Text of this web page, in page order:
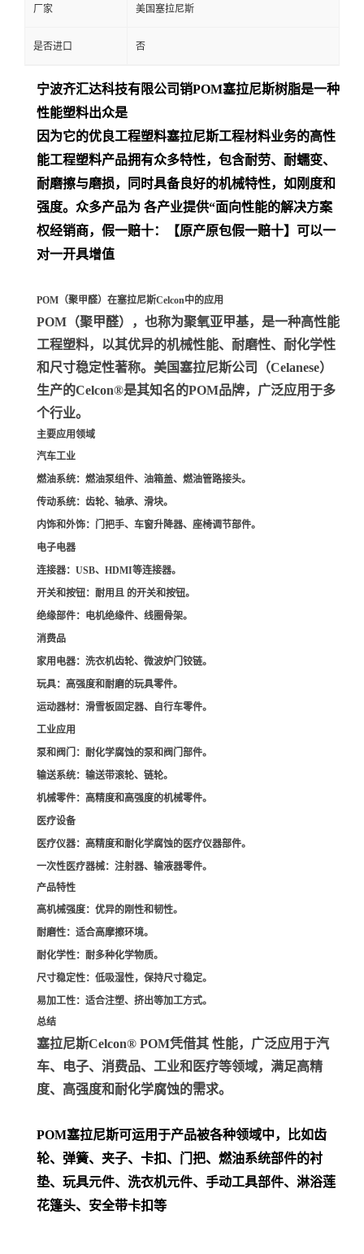
厂家 美国塞拉尼斯
是否进口 否
宁波齐汇达科技有限公司销POM塞拉尼斯树脂是一种
性能塑料出众是
因为它的优良工程塑料塞拉尼斯工程材料业务的高性
能工程塑料产品拥有众多特性，包含耐劳、耐蠕变、
耐磨擦与磨损，同时具备良好的机械特性，如刚度和
强度。众多产品为 各产业提供“面向性能的解决方案
权经销商，假一赔十：【原产原包假一赔十】可以一
对一开具增值
POM（聚甲醛）在塞拉尼斯Celcon中的应用
POM（聚甲醛）
，也称为聚氧亚甲基，是一种高性能
工程塑料，以其优异的机械性能、耐磨性、耐化学性
和尺寸稳定性著称。美国塞拉尼斯公司（Celanese）
生产的Celcon®是其知名的POM品牌，广泛应用于多
个行业。
主要应用领域
汽车工业
燃油系统：燃油泵组件、油箱盖、燃油管路接头。
传动系统：齿轮、轴承、滑块。
内饰和外饰：门把手、车窗升降器、座椅调节部件。
电子电器
连接器：USB、HDMI等连接器。
开关和按钮：耐用且 的开关和按钮。
绝缘部件：电机绝缘件、线圈骨架。
消费品
家用电器：洗衣机齿轮、微波炉门铰链。
玩具：高强度和耐磨的玩具零件。
运动器材：滑雪板固定器、自行车零件。
工业应用
泵和阀门 ：耐化学腐蚀的泵和阀门部件。
输送系统：输送带滚轮、链轮。
机械零件：高精度和高强度的机械零件。
医疗设备
医疗仪器：高精度和耐化学腐蚀的医疗仪器部件。
一次性医疗器械：注射器、输液器零件。
产品特性
高机械强度：优异的刚性和韧性。
耐磨性：适合高摩擦环境。
耐化学性：耐多种化学物质。
尺寸稳定性：低吸湿性，保持尺寸稳定。
易加工性：适合注塑、挤出等加工方式。
总结
塞拉尼斯Celcon® POM凭借其 性能，广泛应用于汽
车、电子、消费品、工业和医疗等领域，满足高精
度、高强度和耐化学腐蚀的需求。
POM塞拉尼斯可运用于产品被各种领域中，比如齿
轮、弹簧、夹子、卡扣、门把、 燃油系统部件的衬
垫、玩具元件、洗衣机元件、手动工具部件、淋浴莲
花篷头、安全带卡扣等